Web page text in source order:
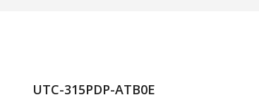
UTC-315PDP-ATB0E